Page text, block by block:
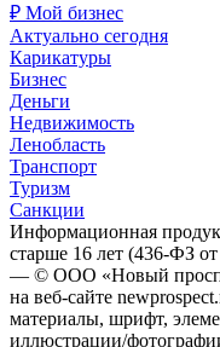
₽ Мой бизнес
Актуально сегодня
Карикатуры
Бизнес
Деньги
Недвижимость
Ленобласть
Транспорт
Туризм
Санкции
Информационная
старше 16 лет (436-ФЗ
— © ООО «Новый
на веб-сайте
материалы, шрифт,
иллюстрации/